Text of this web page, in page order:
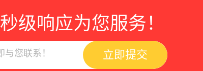
秒级响应为您服务！
立即提交